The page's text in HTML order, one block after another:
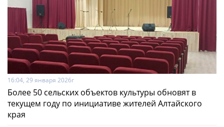
16:04, 29 января 2026г
Более 50 сельских объектов культуры обновят в
текущем году по инициативе жителей Алтайского
края